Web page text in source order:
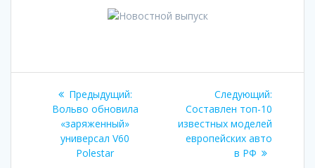
Навигация
записям
Предыдущий:Предыдущая
запись:
Вольво обновила
«заряженный»
универсал V60
Polestar
Следующий:
Составлен топ-10
известных моделей
европейских авто
в РФ